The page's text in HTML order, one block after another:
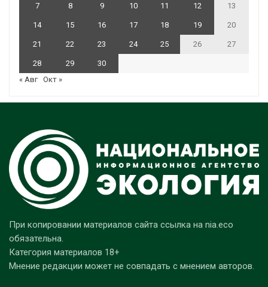
7 8 9 10 11 12 13
14 15 16 17 18 19 20
21 22 23 24 25 26 27
28 29
30
« Авг Окт »
При копировании материалов сайта ссылка на nia.eco
обязательна.
Категория материалов 18+
Мнение редакции может не совпадать с мнением авторов.